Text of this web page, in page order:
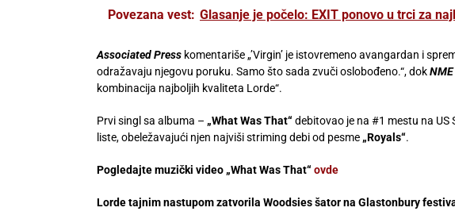
Povezana vest: Glasanje je počelo: EXIT ponovo u trci za
Associated Press komentariše „’Virgin’ je istovremeno avangardan i
odražavaju njegovu poruku. Samo što sada zvuči oslobođeno.“, dokNME
kombinacija najboljih kvaliteta Lorde“.
Prvi singl sa albuma – „What Was That“ debitovao je na #1 mestu na
liste, obeležavajući njen najviši striming debi od pesme „Royals“.
Pogledajte muzički video „What Was That“ ovde
Lorde tajnim nastupom zatvorila Woodsies šator na Glastonbury